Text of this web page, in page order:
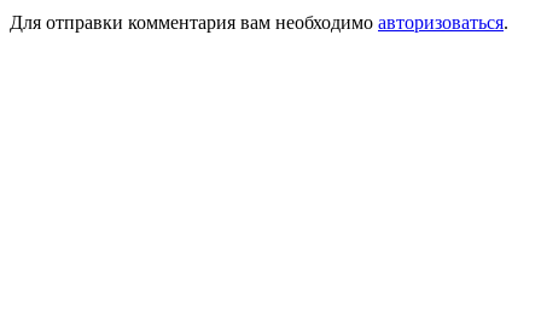
Для отправки комментария вам необходимо авторизоваться.